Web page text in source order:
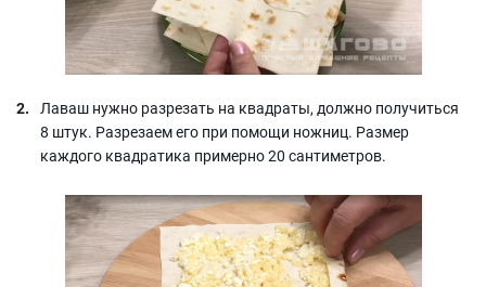
Лаваш нужно разрезать на квадраты, должно получиться
8 штук. Разрезаем его при помощи ножниц. Размер
каждого квадратика примерно 20 сантиметров.